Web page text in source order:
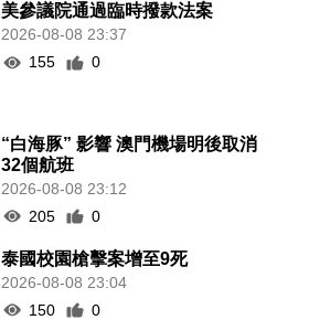
美參議院通過臨時撥款法案
2026-08-08 23:37
155
0
“白海豚” 影響 澳門機場明後取消
32個航班
2026-08-08 23:12
205
0
泰國校園槍擊案增至9死
2026-08-08 23:04
150
0